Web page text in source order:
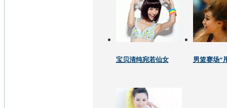
宝贝清纯宛若仙女 男篮赛场“